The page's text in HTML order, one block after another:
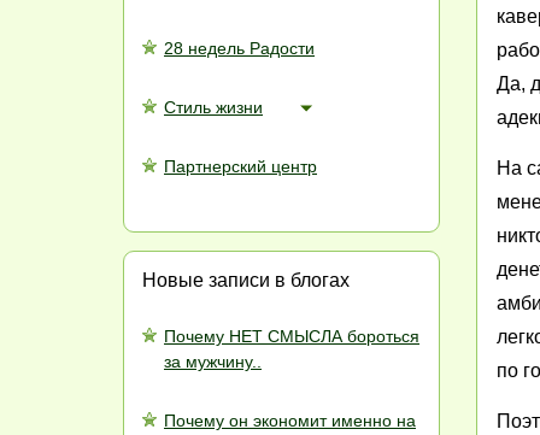
28 недель Радости
Стиль жизни
Партнерский центр
Новые записи в блогах
Почему НЕТ СМЫСЛА бороться
за мужчину..
Почему он экономит именно на
Да,
На
по